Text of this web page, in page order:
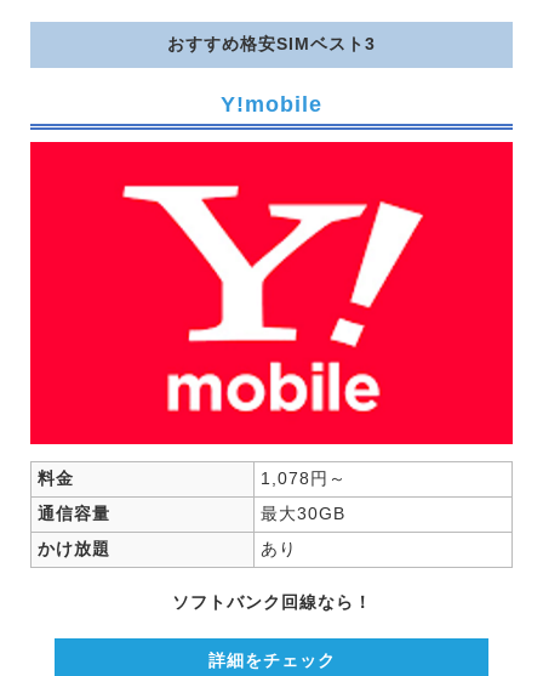
おすすめ格安SIMベスト3
Y!mobile
料金
1,078円～
通信容量
最大30GB
かけ放題
あり
ソフトバンク回線なら！
詳細をチェック